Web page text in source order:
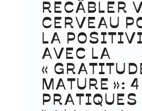
RECÂBLER
CERVEAU
LA
AVEC LA
«
MATURE »: 4
PRATIQUES